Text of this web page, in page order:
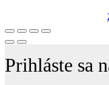
Prihláste sa